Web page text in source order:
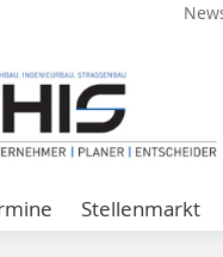
Stellenmarkt